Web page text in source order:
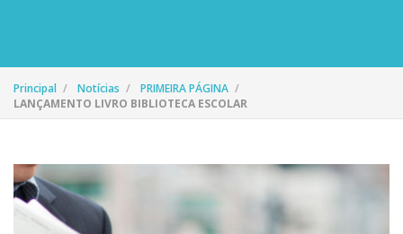
Principal Notícias
PRIMEIRA PÁGINA
LANÇAMENTO LIVRO BIBLIOTECA ESCOLAR